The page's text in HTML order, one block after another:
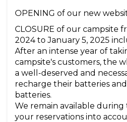
OPENING of our new
CLOSURE of our campsite
2024 to January 5, 2025
After an intense year of
campsite's customers, the
a well-deserved and
recharge their batteries
batteries.
We remain available
your reservations into